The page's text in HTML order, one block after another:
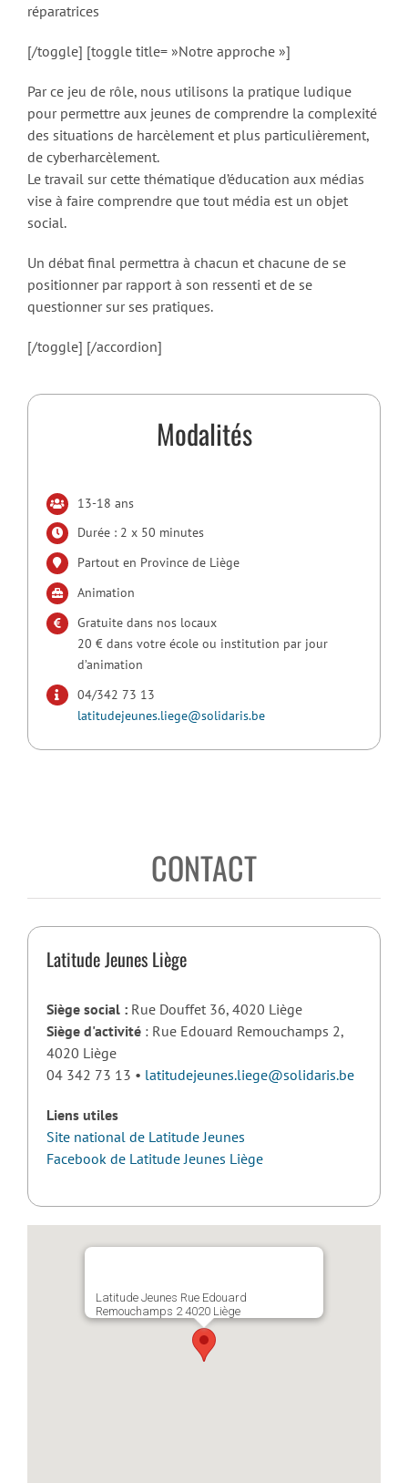
réparatrices
[/toggle] [toggle title= »Notre approche »]
​Par ce jeu de rôle, nous utilisons la pratique ludique
pour permettre aux jeunes de comprendre la complexité
des situations de harcèlement et plus particulièrement,
de cyberharcèlement.
Le travail sur cette thématique d’éducation aux médias
vise à faire comprendre que tout média est un objet
social.
Un débat final permettra à chacun et chacune de se
positionner par rapport à son ressenti et de se
questionner sur ses pratiques.
[/toggle] [/accordion]
Modalités
13-18 ans
Durée : 2 x 50 minutes
Partout en Province de Liège
Animation
Gratuite dans nos locaux
20 € dans votre école ou institution par jour
d’animation
04/342 73 13
latitudejeunes.liege@solidaris.be
CONTACT
Latitude Jeunes Liège
Siège social : Rue Douffet 36, 4020 Liège
Siège d'activité: Rue Edouard Remouchamps 2,
4020 Liège
04 342 73 13 • latitudejeunes.liege@solidaris.be
Liens utiles
Site national de Latitude Jeunes
Facebook de Latitude Jeunes Liège
Latitude Jeunes Rue Edouard
Remouchamps 2 4020 Liège